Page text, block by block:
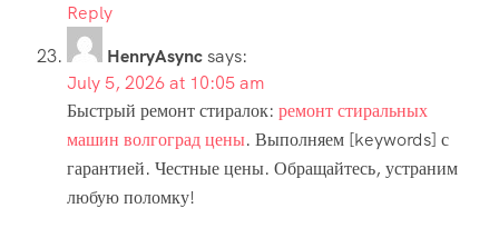
Reply
HenryAsyncsays:
July 5, 2026 at 10:05 am
Быстрый ремонт стиралок: ремонт стиральных
машин волгоград цены. Выполняем [keywords] с
гарантией. Честные цены. Обращайтесь, устраним
любую поломку!